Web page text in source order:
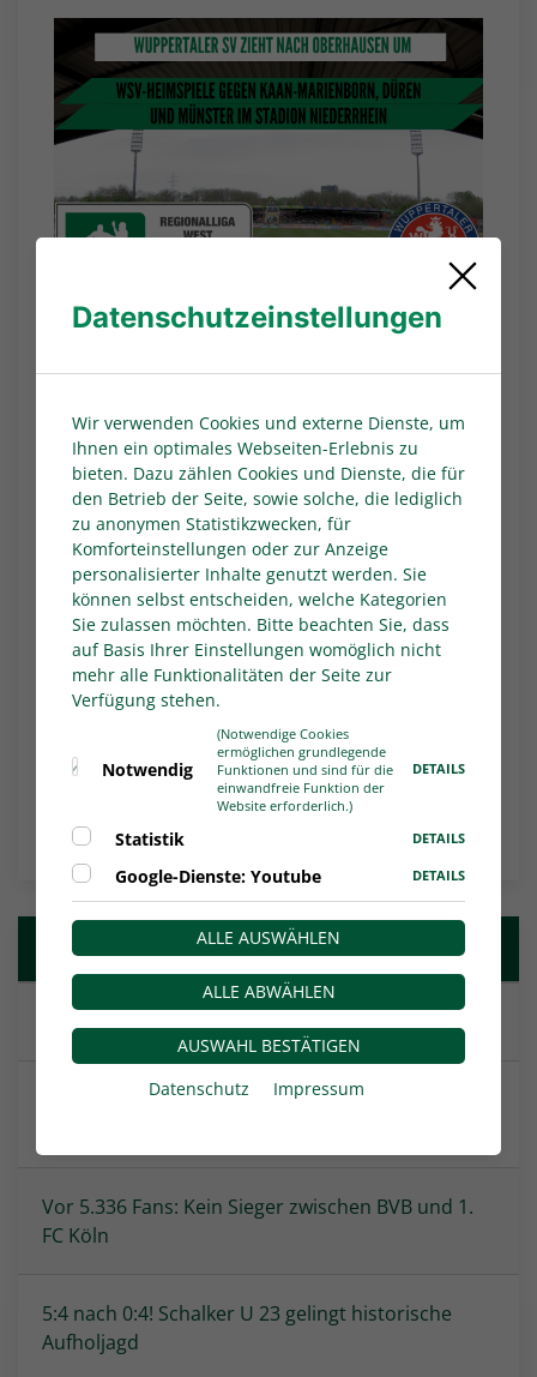
Betroffen sind die Heimspiele des WSV gegen
den 1. FC Kaan-Marienborn (29. Spieltag am 8.
April), den 1. FC Düren (31. Spieltag am 22.
April) und Preußen Münster (33. Spieltag).
Alle Partien werden im Live-Stream von
SPORTTOTAL.TV übertragen.
FUSSBALL.DE:Hier geht es zu allen
Ansetzungen und dem kompletten Spielplan.
WDFV.de
Weitere Nachrichten
Spielverlegung am 7. Spieltag
Heimpremiere im Heidewald: FC Gütersloh will
Vor 5.336 Fans: Kein Sieger zwischen BVB und 1.
FC Köln
5:4 nach 0:4! Schalker U 23 gelingt historische
Aufholjagd
Datenschutzeinstellungen
Wir verwenden Cookies und externe Dienste, um
Ihnen ein optimales Webseiten-Erlebnis zu
bieten. Dazu zählen Cookies und Dienste, die für
den Betrieb der Seite, sowie solche, die lediglich
zu anonymen Statistikzwecken, für
Komforteinstellungen oder zur Anzeige
personalisierter Inhalte genutzt werden. Sie
können selbst entscheiden, welche Kategorien
Sie zulassen möchten. Bitte beachten Sie, dass
auf Basis Ihrer Einstellungen womöglich nicht
mehr alle Funktionalitäten der Seite zur
Verfügung stehen.
Notwendig
(Notwendige Cookies
ermöglichen grundlegende
Funktionen und sind für die
einwandfreie Funktion der
Website erforderlich.)
DETAILS
Statistik DETAILS
Google-Dienste: Youtube DETAILS
ALLE AUSWÄHLEN
ALLE ABWÄHLEN
AUSWAHL BESTÄTIGEN
Datenschutz
Impressum